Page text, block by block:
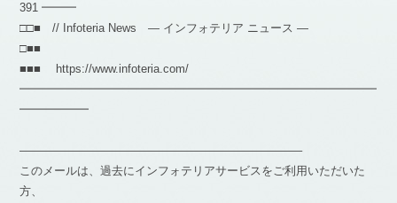
391 ━━━
□□■ // Infoteria News — インフォテリア ニュース —
□■■
■■■ https://www.infoteria.com/
━━━━━━━━━━━━━━━━━━━━━━━━━━━━━━━
━━━━━━
————————————————————————–
このメールは、過去にインフォテリアサービスをご利用いただいた
方、